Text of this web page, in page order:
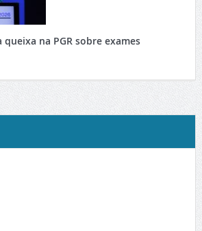
na PGR sobre exames